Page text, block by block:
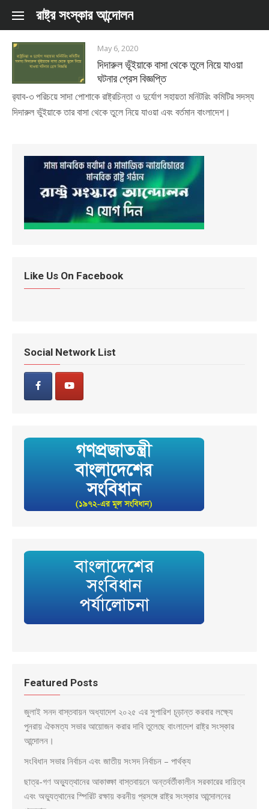
Skip to content
রাষ্ট্র সংস্কার আন্দোলন
May 6, 2020
দিদারুল ভূঁইয়াকে বাসা থেকে তুলে নিয়ে যাওয়া
ঘটনার প্রেস বিজ্ঞপ্তি
র‌্যাব-৩ পরিচয়ে সাদা পোশাকে রাষ্ট্রচিন্তা ও দুর্যোগ সহায়তা মনিটরিং কমিটির সদস্য
দিদারুল ভুঁইয়াকে তার বাসা থেকে তুলে নিয়ে যাওয়া এবং বর্তমান বাংলাদেশ।
Like Us On Facebook
Social Network List
Featured Posts
জুলাই সনদ বাস্তবায়ন অধ্যাদেশ ২০২৫ এর সুপারিশ চূড়ান্ত করবার লক্ষ্যে
পুনরায় ঐকমত্য সভার আয়োজন করার দাবি তুলেছে বাংলাদেশ রাষ্ট্র সংস্কার
আন্দোলন।
সংবিধান সভার নির্বাচন এবং জাতীয় সংসদ নির্বাচন – পার্থক্য
ছাত্র-গণ অভ্যুত্থানের আকাঙ্ক্ষা বাস্তবায়নে অন্তর্বর্তীকালীন সরকারের দায়িত্ব
এবং অভ্যুত্থানের স্পিরিট রক্ষায় করনীয় প্রসঙ্গে রাষ্ট্র সংস্কার আন্দোলনের